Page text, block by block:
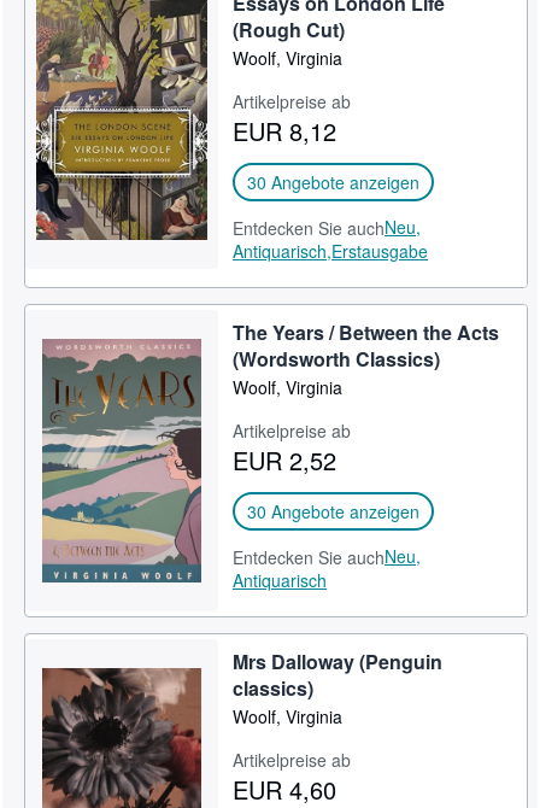
(Rough Cut)
Woolf, Virginia
Artikelpreise ab
EUR 8,12
30 Angebote anzeigen
Entdecken Sie auchNeu,
Antiquarisch,Erstausgabe
The Years / Between the Acts
(Wordsworth Classics)
Woolf, Virginia
Artikelpreise ab
EUR 2,52
30 Angebote anzeigen
Entdecken Sie auchNeu,
Antiquarisch
Mrs Dalloway (Penguin
classics)
Woolf, Virginia
Artikelpreise ab
EUR 4,60